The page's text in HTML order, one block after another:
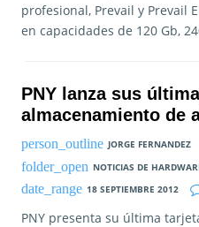
profesional, Prevail y Prevail
en capacidades de 120 Gb,
PNY lanza sus
almacenamiento de
JORGE FERNANDEZ
NOTICIAS DE
18 SEPTIEMBRE 2012
PNY presenta su última